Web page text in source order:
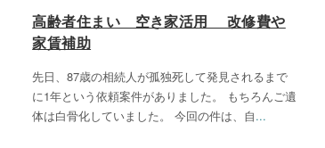
高齢者住まい 空き家活用 改修費や
家賃補助
先日、87歳の相続人が孤独死して発見されるまで
に1年という依頼案件がありました。 もちろんご遺
体は白骨化していました。 今回の件は、自...